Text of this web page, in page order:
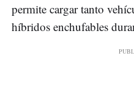
permite cargar tanto
híbridos enchufables